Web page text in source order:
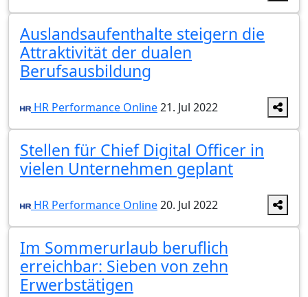
Auslandsaufenthalte steigern die
Attraktivität der dualen
Berufsausbildung
HR Performance Online21. Jul 2022
Stellen für Chief Digital Officer in
vielen Unternehmen geplant
HR Performance Online20. Jul 2022
Im Sommerurlaub beruflich
erreichbar: Sieben von zehn
Erwerbstätigen